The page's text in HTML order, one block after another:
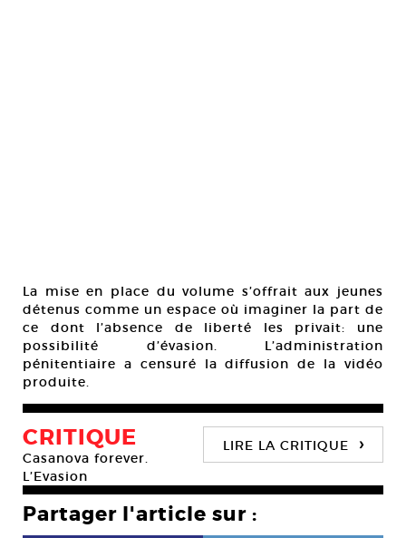
La mise en place du volume s’offrait aux jeunes
détenus comme un espace où imaginer la part de
ce dont l’absence de liberté les privait: une
possibilité d’évasion. L’administration
pénitentiaire a censuré la diffusion de la vidéo
produite.
CRITIQUE
Casanova forever.
L’Evasion
LIRE LA CRITIQUE ›
Partager l'article sur :